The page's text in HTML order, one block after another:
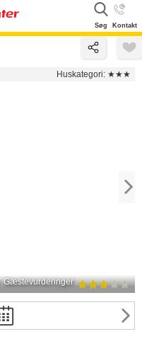
Søg Kontakt
Huskategori: ★★★
Gæstevurderinger